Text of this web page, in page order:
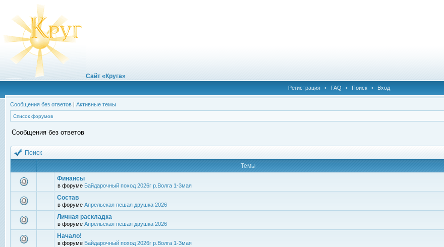
Сайт «Круга»
Регистрация • FAQ • Поиск • Вход
Сообщения без ответов | Активные темы
Список форумов
Сообщения без ответов
Поиск
Темы
Финансы
в форуме Байдарочный поход 2026г р.Волга 1-3мая
Состав
в форуме Апрельская пешая двушка 2026
Личная раскладка
в форуме Апрельская пешая двушка 2026
Начало!
в форуме Байдарочный поход 2026г р.Волга 1-3мая